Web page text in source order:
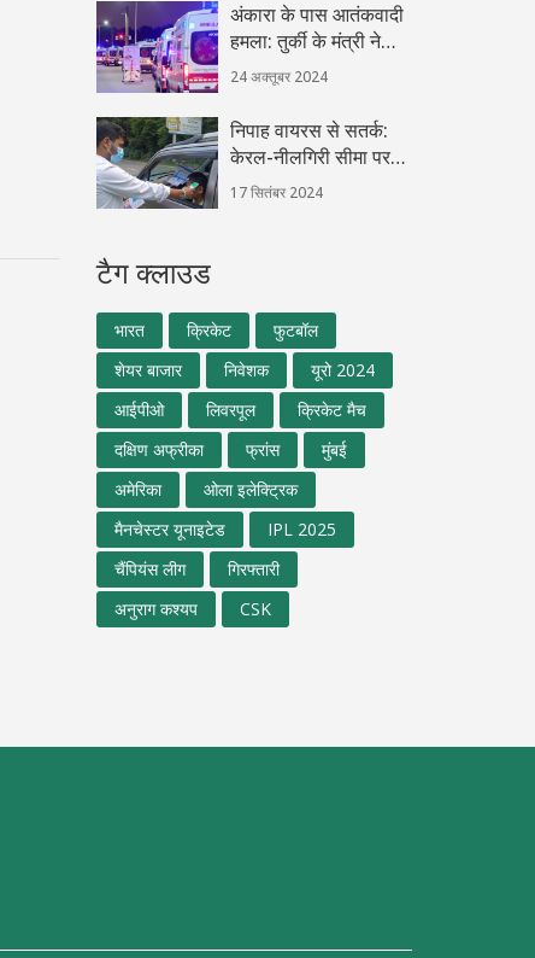
अंकारा के पास आतंकवादी
हमला: तुर्की के मंत्री ने
बताया हादसे का
ह्रदयविदारक विवरण
24 अक्तूबर 2024
निपाह वायरस से सतर्क:
केरल-नीलगिरी सीमा पर
यात्रियों की कड़ी जाँच
17 सितंबर 2024
टैग क्लाउड
भारत क्रिकेट
फुटबॉल
शेयर बाजार
निवेशक
यूरो 2024
आईपीओ
लिवरपूल
क्रिकेट मैच
दक्षिण अफ्रीका
फ्रांस
मुंबई
अमेरिका
ओला इलेक्ट्रिक
मैनचेस्टर यूनाइटेड
IPL 2025
चैंपियंस लीग
गिरफ्तारी
अनुराग कश्यप
CSK